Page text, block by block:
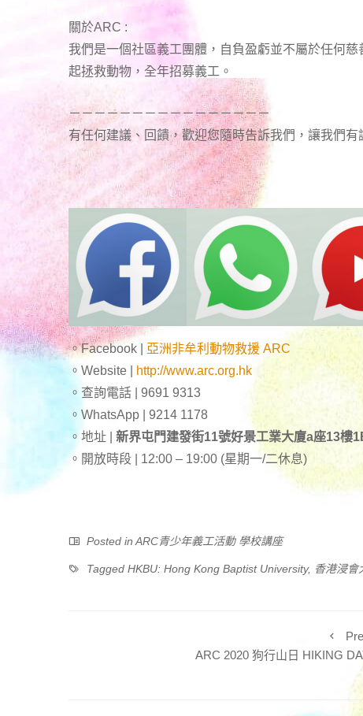
關於ARC :
我們是一個社區義工團體，自負盈虧並不屬於任何
起拯救動物，全年招募義工。
－－－－－－－－－－－－－－－－
有任何建議、回饋，歡迎您隨時告訴我們，讓我們有
。Facebook |
亞洲非牟利動物救援 ARC
。Website |
http://www.arc.org.hk
。查詢電話 | 9691 9313
。WhatsApp | 9214 1178
。地址 | 新界屯門建發街11號好景工業大廈a座13樓
。開放時段 | 12:00 – 19:00 (星期一/二休息)
Posted in ARC青少年義工活動 學校講座
Tagged HKBU: Hong Kong Baptist University, 香港浸會
ARC 2020 狗行山日 HIKING